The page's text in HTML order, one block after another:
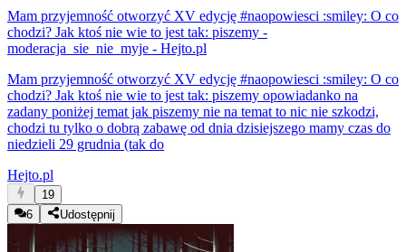
Mam przyjemność otworzyć XV edycję #naopowiesci :smiley: O co
chodzi? Jak ktoś nie wie to jest tak: piszemy -
moderacja_sie_nie_myje - Hejto.pl
Mam przyjemność otworzyć XV edycję #naopowiesci :smiley: O co
chodzi? Jak ktoś nie wie to jest tak: piszemy opowiadanko na
zadany poniżej temat jak piszemy nie na temat to nic nie szkodzi,
chodzi tu tylko o dobrą zabawę od dnia dzisiejszego mamy czas do
niedzieli 29 grudnia (tak do
Hejto.pl
19
6
Udostępnij